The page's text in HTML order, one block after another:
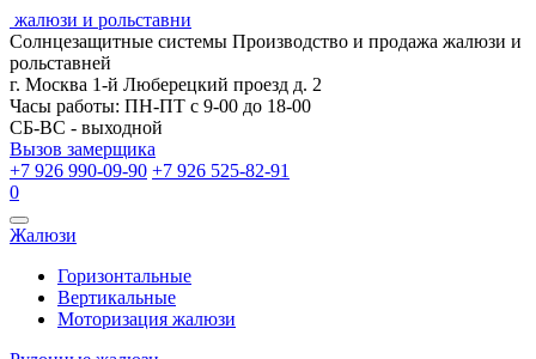
жалюзи и рольставни
Солнцезащитные системы Производство и продажа жалюзи и
рольставней
г. Москва 1-й Люберецкий проезд д. 2
Часы работы: ПН-ПТ с 9-00 до 18-00
СБ-ВС - выходной
Вызов замерщика
+7 926 990-09-90 +7 926 525-82-91
0
Открыть
навигацию
Жалюзи
Горизонтальные
Вертикальные
Моторизация жалюзи